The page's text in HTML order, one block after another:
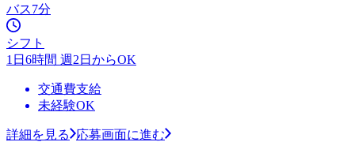
バス7分
シフト
1日6時間 週2日からOK
交通費支給
未経験OK
詳細を見る
応募画面に進む